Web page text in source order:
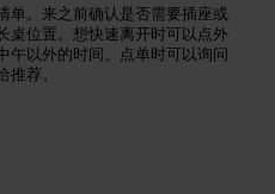
单。来之前确认是否需要插座或
桌位置。想快速离开时可以点外
午以外的时间。点单时可以询问
荐。